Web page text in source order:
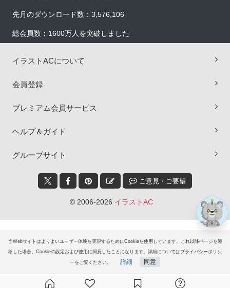
当Webサイトはよりよいユーザー体験を実現するためにCookieを使用しています。これ以降ページを遷
移した場合、Cookieの設定および使用に同意したことになります。詳細についてはプライバシーポリシ
ーをご覧ください。 詳細 同意
先月のダウンロード数：3,576,106
総会員数：1600万人を突破しました
イラストACについて
会員登録
プレミアム会員サービス
ヘルプ＆ガイド
グループサイト
ご意見・ご要望
© 2006-2026 イラストAC